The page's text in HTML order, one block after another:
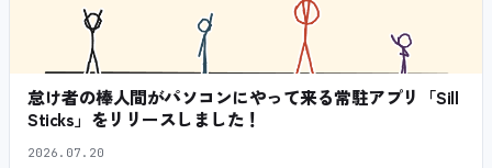
怠け者の棒人間がパソコンにやって来る常駐アプリ「Sill
Sticks」をリリースしました！
2026.07.20